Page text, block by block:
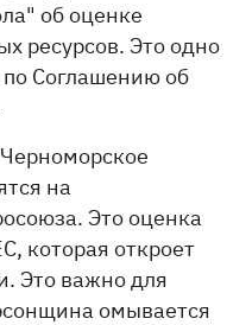
об оценке
ресурсов. Это одно
по Соглашению об
на
Это оценка
которая откроет
Это важно для
омывается